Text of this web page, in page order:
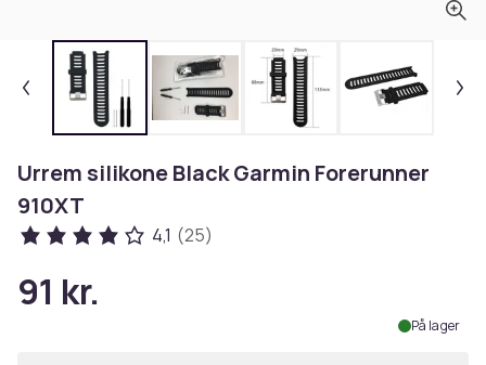
Urrem silikone Black Garmin Forerunner
910XT
4,1 (25)
91 kr.
På lager